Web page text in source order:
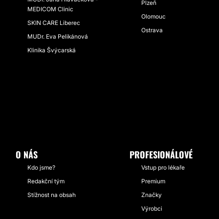
MEDICOM Clinic
SKIN CARE Liberec
MUDr. Eva Pelikánová
Klinika Švýcarská
Plzeň
Olomouc
Ostrava
O NÁS
Kdo jsme?
Redakční tým
Stížnost na obsah
PROFESIONÁLOVÉ
Vstup pro lékaře
Premium
Značky
Výrobci